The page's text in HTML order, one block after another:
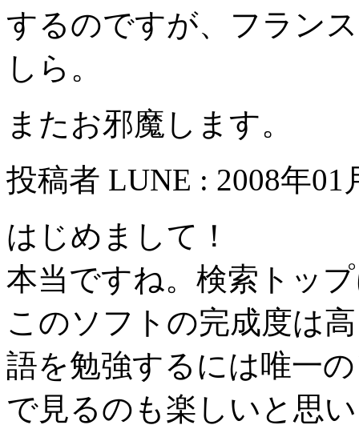
するのですが、フラン
しら。
またお邪魔します。
投稿者 LUNE : 2008年01
はじめまして！
本当ですね。検索トッ
このソフトの完成度は
語を勉強するには唯一
で見るのも楽しいと思